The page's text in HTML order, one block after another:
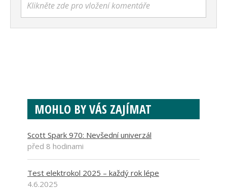
Klikněte zde pro vložení komentáře
MOHLO BY VÁS ZAJÍMAT
Scott Spark 970: Nevšední univerzál
před 8 hodinami
Test elektrokol 2025 – každý rok lépe
4.6.2025